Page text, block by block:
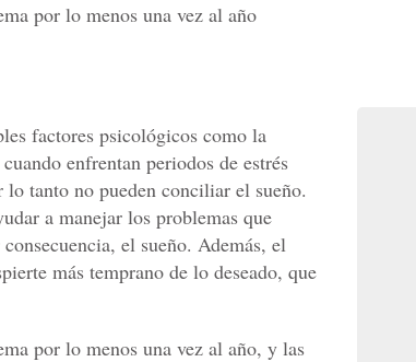
por lo menos una vez al año
factores psicológicos como la
enfrentan periodos de estrés
tanto no pueden conciliar el sueño.
a manejar los problemas que
el sueño. Además, el
más temprano de lo deseado, que
por lo menos una vez al año, y las